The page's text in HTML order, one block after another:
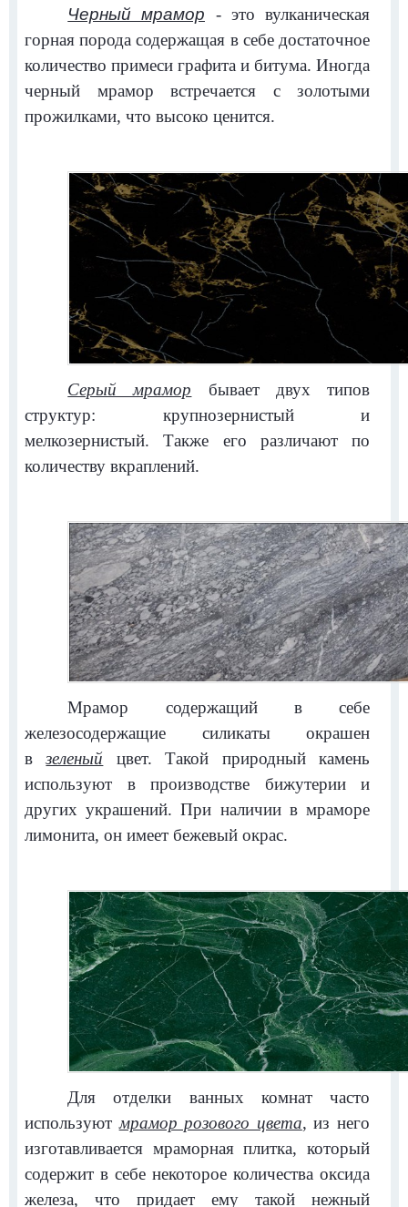
Черный мрамор - это вулканическая
горная порода содержащая в себе достаточное
количество примеси графита и битума. Иногда
черный мрамор встречается с золотыми
прожилками, что высоко ценится.
Серый мрамор бывает двух типов
структур: крупнозернистый и
мелкозернистый. Также его различают по
количеству вкраплений.
Мрамор содержащий в себе
железосодержащие силикаты окрашен
взеленый цвет. Такой природный камень
используют в производстве бижутерии и
других украшений. При наличии в мраморе
лимонита, он имеет бежевый окрас.
Для отделки ванных комнат часто
используютмрамор розового цвета, из него
изготавливается мраморная плитка, который
содержит в себе некоторое количества оксида
железа, что придает ему такой нежный